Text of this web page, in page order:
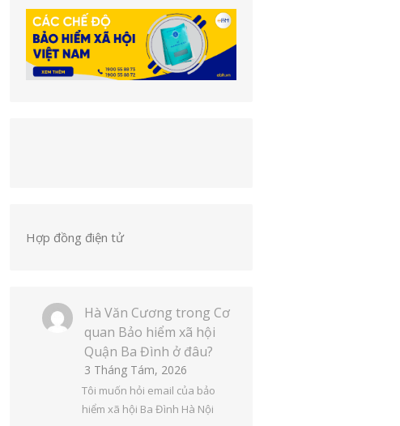
Hợp đồng điện tử
Hà Văn Cương trong Cơ
quan Bảo hiểm xã hội
Quận Ba Đình ở đâu?
3 Tháng Tám, 2026
Tôi muốn hỏi email của bảo
hiểm xã hội Ba Đình Hà Nội